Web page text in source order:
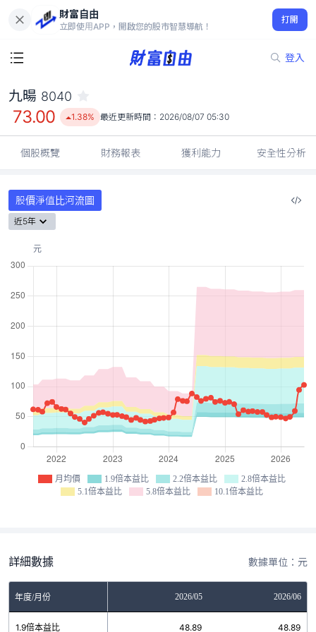
財富自由
立即使用APP，開啟您的股市智慧導航！
打開
登入
73.00
1.38%
九暘 8040
73.00 1.38% 最近更新時間： 2026/08/07 05:30
個股概覽 財務報表 獲利能力 安全性分析
股價淨值比河流圖
近5年
月均價 1.9倍本益比 2.2倍本益比
2.8倍本益比
5.1倍本益比
5.8倍本益比 10.1倍本益比
詳細數據 數據單位：元
年度/月份 2026/05 2026/06
1.9倍本益比 48.89 48.89